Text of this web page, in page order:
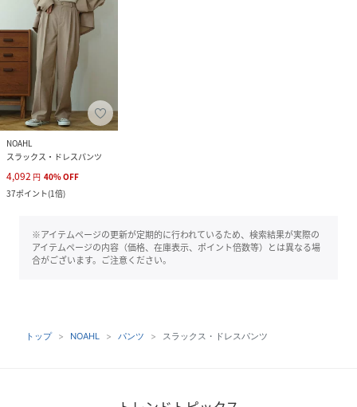
NOAHL
スラックス・ドレスパンツ
4,092 円 40%OFF
37ポイント(1倍)
※アイテムページの更新が定期的に行われているため、検索結果が実際の
アイテムページの内容（価格、在庫表示、ポイント倍数等）とは異なる場
合がございます。ご注意ください。
トップ NOAHL パンツ スラックス・ドレスパンツ